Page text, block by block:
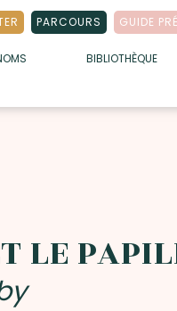
PARCOURS GUIDE
BIBLIOTHÈQUE
LE